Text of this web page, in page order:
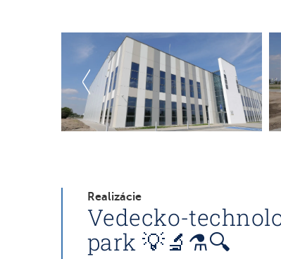
Realizácie
Vedecko-
park 💡🔬⚗️🔍